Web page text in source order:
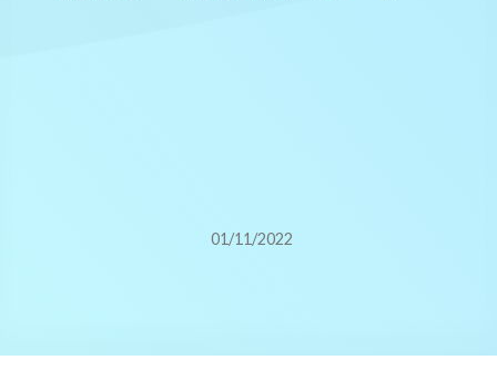
01/11/2022